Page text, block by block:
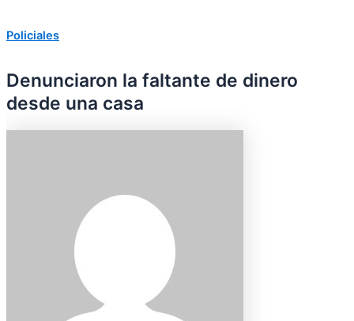
Policiales
Denunciaron la faltante de dinero
desde una casa